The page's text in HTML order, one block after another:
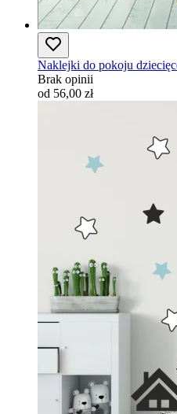
Naklejki do pokoju
Brak opinii
od 56,00 zł